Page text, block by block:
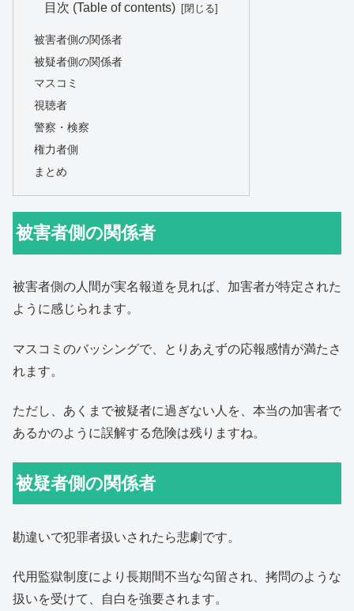
目次 (Table of contents)
被害者側の関係者
被疑者側の関係者
マスコミ
視聴者
警察・検察
権力者側
まとめ
被害者側の関係者
被害者側の人間が実名報道を見れば、加害者が特定された
ように感じられます。
マスコミのバッシングで、とりあえずの応報感情が満たさ
れます。
ただし、あくまで被疑者に過ぎない人を、本当の加害者で
あるかのように誤解する危険は残りますね。
被疑者側の関係者
勘違いで犯罪者扱いされたら悲劇です。
代用監獄制度により長期間不当な勾留され、拷問のような
扱いを受けて、自白を強要されます。